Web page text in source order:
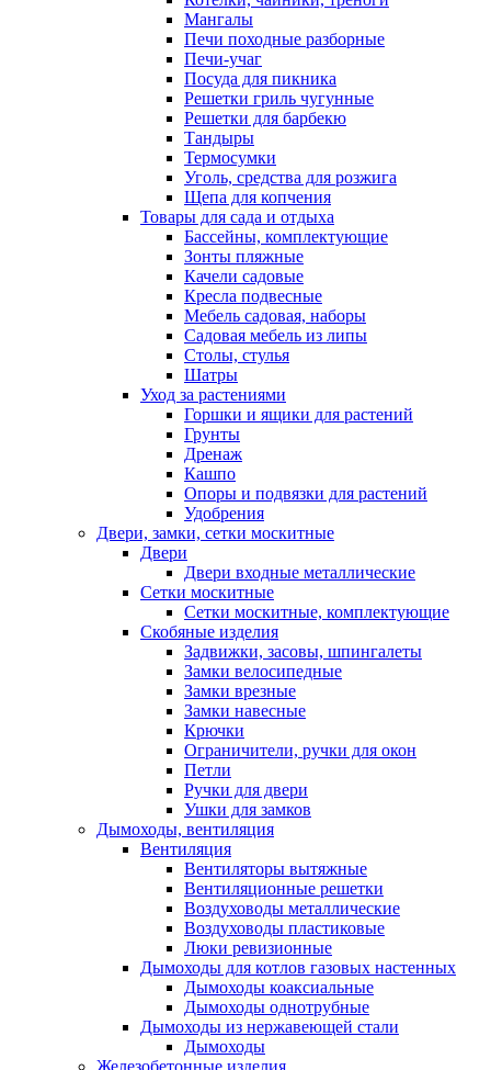
Мангалы
Печи походные разборные
Печи-учаг
Посуда для пикника
Решетки гриль чугунные
Решетки для барбекю
Тандыры
Термосумки
Уголь, средства для розжига
Щепа для копчения
Товары для сада и отдыха
Бассейны, комплектующие
Зонты пляжные
Качели садовые
Кресла подвесные
Мебель садовая, наборы
Садовая мебель из липы
Столы, стулья
Шатры
Уход за растениями
Горшки и ящики для растений
Грунты
Дренаж
Кашпо
Опоры и подвязки для растений
Удобрения
Двери, замки, сетки москитные
Двери
Двери входные металлические
Сетки москитные
Сетки москитные, комплектующие
Скобяные изделия
Задвижки, засовы, шпингалеты
Замки велосипедные
Замки врезные
Замки навесные
Крючки
Ограничители, ручки для окон
Петли
Ручки для двери
Ушки для замков
Дымоходы, вентиляция
Вентиляция
Вентиляторы вытяжные
Вентиляционные решетки
Воздуховоды металлические
Воздуховоды пластиковые
Люки ревизионные
Дымоходы для котлов газовых настенных
Дымоходы коаксиальные
Дымоходы однотрубные
Дымоходы из нержавеющей стали
Дымоходы
Железобетонные изделия